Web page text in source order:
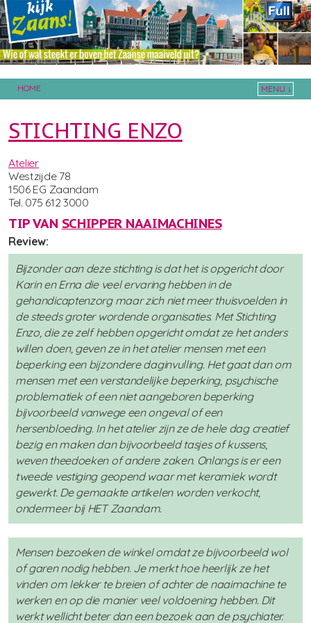
HOME
MENU ↓
STICHTING ENZO
Atelier
Westzijde 78
1506 EG Zaandam
Tel. 075 612 3000
TIP VAN SCHIPPER NAAIMACHINES
Review:
Bijzonder aan deze stichting is dat het is opgericht door
Karin en Erna die veel ervaring hebben in de
gehandicaptenzorg maar zich niet meer thuisvoelden in
de steeds groter wordende organisaties. Met Stichting
Enzo, die ze zelf hebben opgericht omdat ze het anders
willen doen, geven ze in het atelier mensen met een
beperking een bijzondere daginvulling. Het gaat dan om
mensen met een verstandelijke beperking, psychische
problematiek of een niet aangeboren beperking
bijvoorbeeld vanwege een ongeval of een
hersenbloeding. In het atelier zijn ze de hele dag creatief
bezig en maken dan bijvoorbeeld tasjes of kussens,
weven theedoeken of andere zaken. Onlangs is er een
tweede vestiging geopend waar met keramiek wordt
gewerkt. De gemaakte artikelen worden verkocht,
ondermeer bij HET Zaandam.
Mensen bezoeken de winkel omdat ze bijvoorbeeld wol
of garen nodig hebben. Je merkt hoe heerlijk ze het
vinden om lekker te breien of achter de naaimachine te
werken en op die manier veel voldoening hebben. Dit
werkt wellicht beter dan een bezoek aan de psychiater.